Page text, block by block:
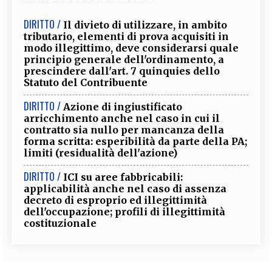
DIRITTO / Il divieto di utilizzare, in ambito
tributario, elementi di prova acquisiti in
modo illegittimo, deve considerarsi quale
principio generale dell'ordinamento, a
prescindere dall'art. 7 quinquies dello
Statuto del Contribuente
DIRITTO / Azione di ingiustificato
arricchimento anche nel caso in cui il
contratto sia nullo per mancanza della
forma scritta: esperibilità da parte della PA;
limiti (residualità dell'azione)
DIRITTO / ICI su aree fabbricabili:
applicabilità anche nel caso di assenza
decreto di esproprio ed illegittimità
dell'occupazione; profili di illegittimità
costituzionale